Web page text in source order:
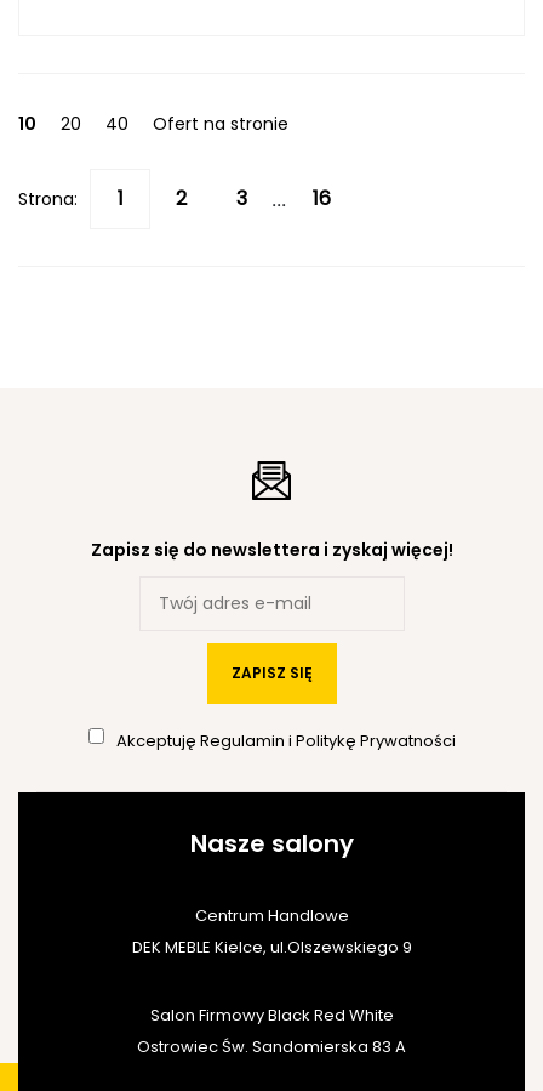
10 20 40 Ofert na stronie
Strona: ...
Zapisz się do newslettera i zyskaj więcej!
ZAPISZ SIĘ
Akceptuję Regulamin i Politykę Prywatności
Nasze salony
Centrum Handlowe
DEK MEBLE Kielce, ul.Olszewskiego 9
Salon Firmowy Black Red White
Ostrowiec Św. Sandomierska 83 A